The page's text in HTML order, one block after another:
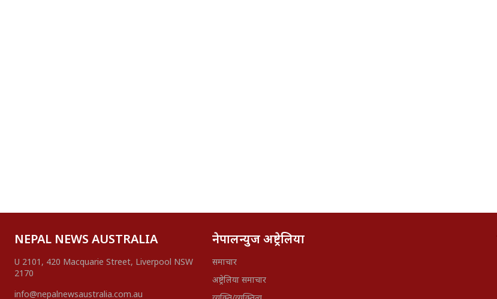
NEPAL NEWS AUSTRALIA
U 2101, 420 Macquarie Street, Liverpool NSW
2170
info@nepalnewsaustralia.com.au
नेपालन्युज अष्ट्रेलिया
समाचार
अष्ट्रेलिया समाचार